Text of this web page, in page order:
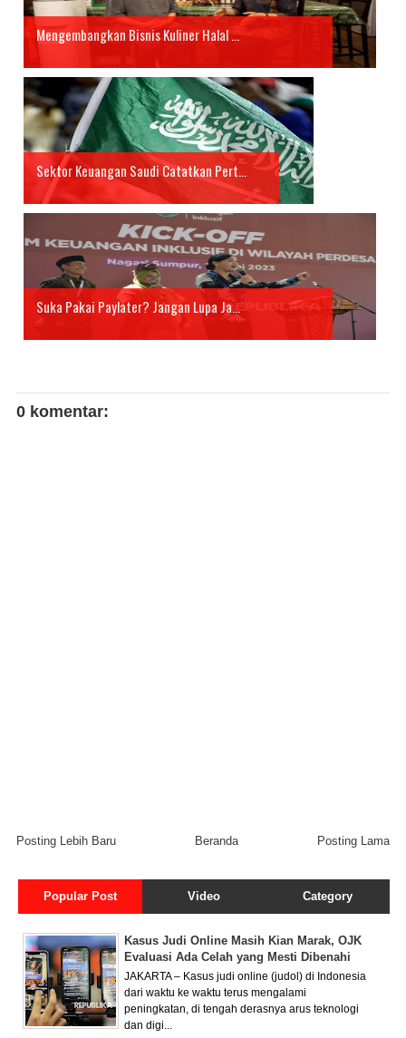
Mengembangkan Bisnis Kuliner Halal ...
Sektor Keuangan Saudi Catatkan Pert...
Suka Pakai Paylater? Jangan Lupa Ja...
0 komentar:
Posting Lebih Baru Posting Lama
Beranda
Popular Post Video Category
Kasus Judi Online Masih Kian Marak, OJK
Evaluasi Ada Celah yang Mesti Dibenahi
JAKARTA – Kasus judi online (judol) di Indonesia
dari waktu ke waktu terus mengalami
peningkatan, di tengah derasnya arus teknologi
dan digi...